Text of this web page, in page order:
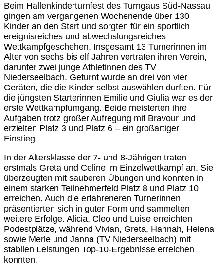
Beim Hallenkinderturnfest des Turngaus Süd-Nassau
gingen am vergangenen Wochenende über 130
Kinder an den Start und sorgten für ein sportlich
ereignisreiches und abwechslungsreiches
Wettkampfgeschehen. Insgesamt 13 Turnerinnen im
Alter von sechs bis elf Jahren vertraten ihren Verein,
darunter zwei junge Athletinnen des TV
Niederseelbach. Geturnt wurde an drei von vier
Geräten, die die Kinder selbst auswählen durften. Für
die jüngsten Starterinnen Emilie und Giulia war es der
erste Wettkampfumgang. Beide meisterten ihre
Aufgaben trotz großer Aufregung mit Bravour und
erzielten Platz 3 und Platz 6 – ein großartiger
Einstieg.
In der Altersklasse der 7- und 8-Jährigen traten
erstmals Greta und Celine im Einzelwettkampf an. Sie
überzeugten mit sauberen Übungen und konnten in
einem starken Teilnehmerfeld Platz 8 und Platz 10
erreichen. Auch die erfahreneren Turnerinnen
präsentierten sich in guter Form und sammelten
weitere Erfolge. Alicia, Cleo und Luise erreichten
Podestplätze, während Vivian, Greta, Hannah, Helena
sowie Merle und Janna (TV Niederseelbach) mit
stabilen Leistungen Top-10-Ergebnisse erreichen
konnten.